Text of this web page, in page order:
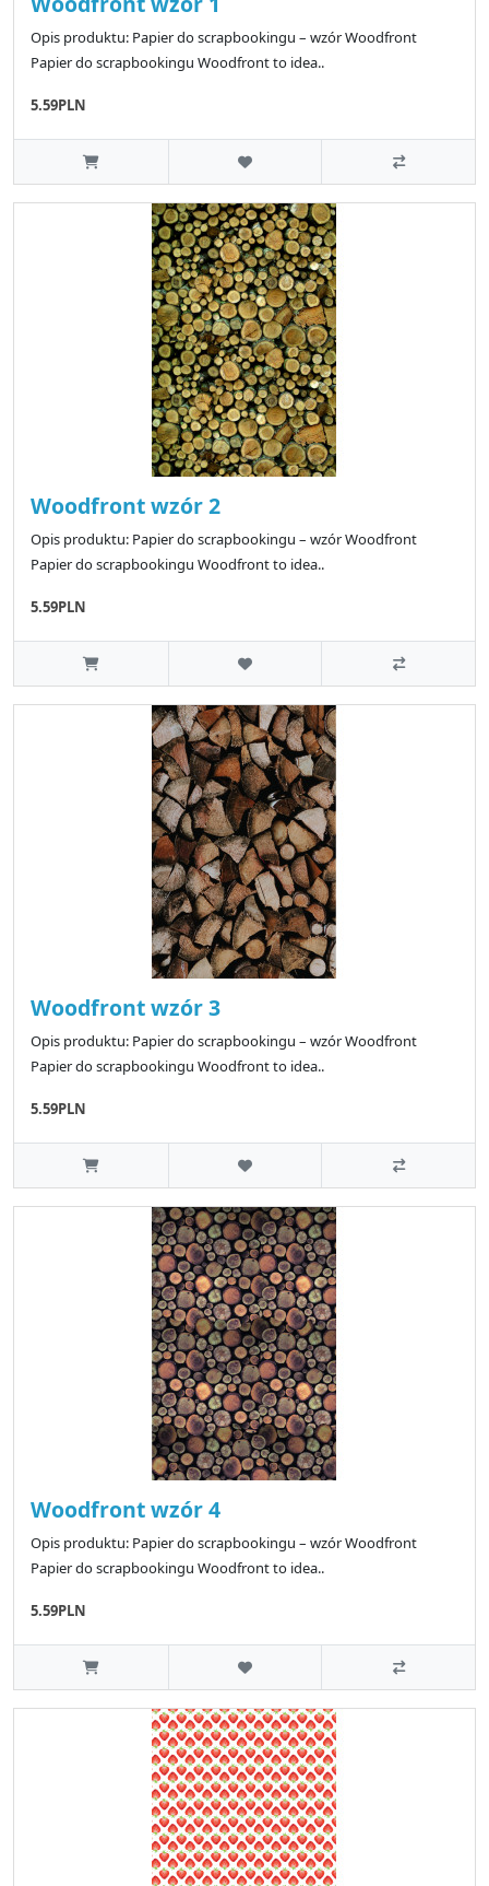
Opis produktu: Papier do scrapbookingu – wzór Woodfront
Papier do scrapbookingu Woodfront to idea..
5.59PLN
Woodfront wzór 2
Opis produktu: Papier do scrapbookingu – wzór Woodfront
Papier do scrapbookingu Woodfront to idea..
5.59PLN
Woodfront wzór 3
Opis produktu: Papier do scrapbookingu – wzór Woodfront
Papier do scrapbookingu Woodfront to idea..
5.59PLN
Woodfront wzór 4
Opis produktu: Papier do scrapbookingu – wzór Woodfront
Papier do scrapbookingu Woodfront to idea..
5.59PLN